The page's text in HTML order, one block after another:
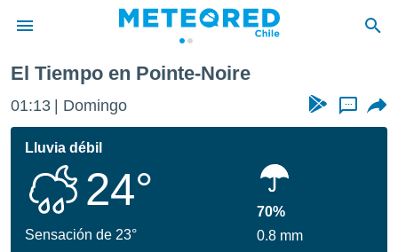
de
por
se
calidad.
a este
las
El Tiempo en Pointe-Noire
01:13 Domingo ...
Lluvia débil
24°
Sensación de 23°
70%
0.8 mm